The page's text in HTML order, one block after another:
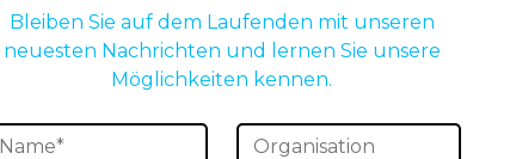
Bleiben Sie auf dem Laufenden mit unseren
neuesten Nachrichten und lernen Sie unsere
Möglichkeiten kennen.